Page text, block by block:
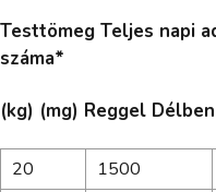
Testtömeg Teljes napi
száma*
(kg) (mg) Reggel
20 1500